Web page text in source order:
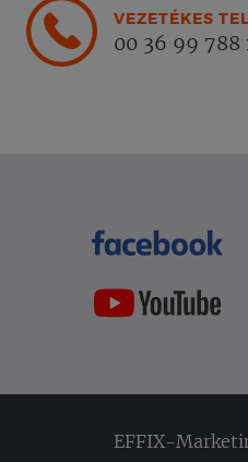
VEZETÉKES
00 36 99 788
EFFIX-